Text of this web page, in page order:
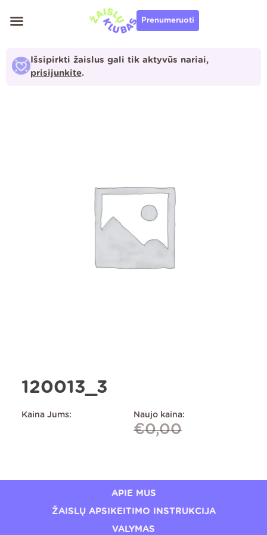
prie
Prenumeruoti
Išsipirkti žaislus gali tik aktyvūs nariai,
prisijunkite.
120013_3
Kaina Jums: Naujo kaina:
€0,00
APIE MUS
ŽAISLŲ APSIKEITIMO INSTRUKCIJA
VALYMAS